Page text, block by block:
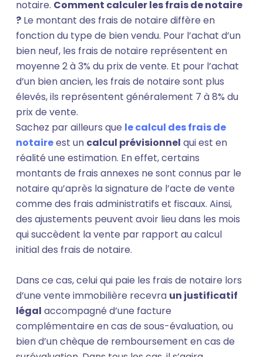
notaire. Comment calculer les frais de notaire
? Le montant des frais de notaire diffère en
fonction du type de bien vendu. Pour l’achat d’un
bien neuf, les frais de notaire représentent en
moyenne 2 à 3% du prix de vente. Et pour l’achat
d’un bien ancien, les frais de notaire sont plus
élevés, ils représentent généralement 7 à 8% du
prix de vente.
Sachez par ailleurs que le calcul des frais de
notaireest un calcul prévisionnel qui est en
réalité une estimation. En effet, certains
montants de frais annexes ne sont connus par le
notaire qu’après la signature de l’acte de vente
comme des frais administratifs et fiscaux. Ainsi,
des ajustements peuvent avoir lieu dans les mois
qui succèdent la vente par rapport au calcul
initial des frais de notaire.
Dans ce cas, celui qui paie les frais de notaire lors
d’une vente immobilière recevra un justificatif
légal accompagné d’une facture
complémentaire en cas de sous-évaluation, ou
bien d’un chèque de remboursement en cas de